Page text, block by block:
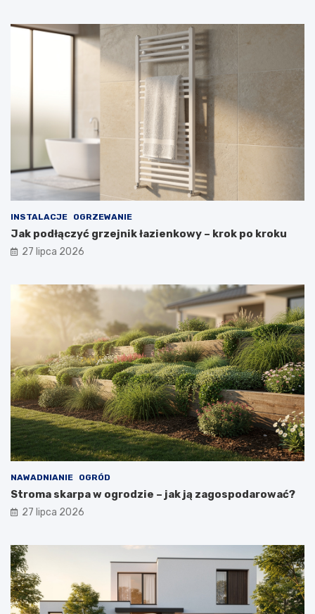
INSTALACJE OGRZEWANIE
Jak podłączyć grzejnik łazienkowy – krok po kroku
27 lipca 2026
NAWADNIANIE OGRÓD
Stroma skarpa w ogrodzie – jak ją zagospodarować?
27 lipca 2026